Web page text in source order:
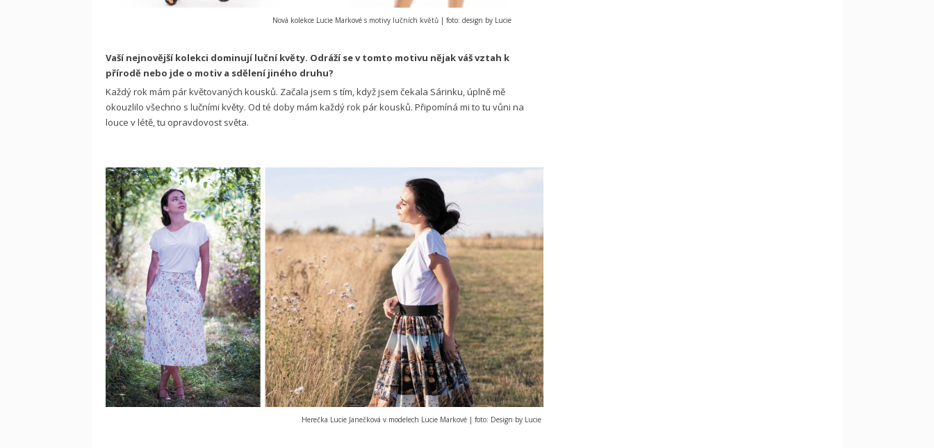
Nová kolekce Lucie Markové s motivy lučních květů | foto: design by Lucie
Vaší nejnovější kolekci dominují luční květy. Odráží se v tomto motivu nějak váš vztah k
přírodě nebo jde o motiv a sdělení jiného druhu?
Každý rok mám pár květovaných kousků. Začala jsem s tím, když jsem čekala Sárinku, úplně mě
okouzlilo všechno s lučními květy. Od té doby mám každý rok pár kousků. Připomíná mi to tu vůni na
louce v létě, tu opravdovost světa.
Herečka Lucie Janečková v modelech Lucie Markové | foto: Design by Lucie